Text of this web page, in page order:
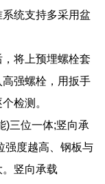
统支持多采用盆
将上预埋螺栓套
强螺栓，用扳手
检测。
)三位一体;竖向承
强度越高、钢板与
竖向承载